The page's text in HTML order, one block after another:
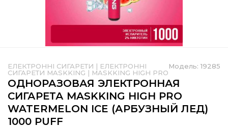
Модель: 19285
ЕЛЕКТРОННІ СИГАРЕТИ | ЕЛЕКТРОННІ
СИГАРЕТИ MASKKING | MASKKING HIGH PRO
ОДНОРАЗОВАЯ ЭЛЕКТРОННАЯ
СИГАРЕТА MASKKING HIGH PRO
WATERMELON ICE (АРБУЗНЫЙ ЛЕД)
1000 PUFF